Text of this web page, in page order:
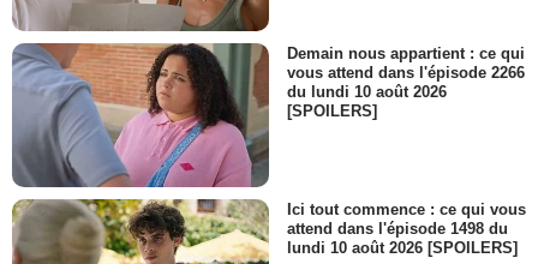
Demain nous appartient : ce qui
vous attend dans l'épisode 2266
du lundi 10 août 2026
[SPOILERS]
Ici tout commence : ce qui vous
attend dans l'épisode 1498 du
lundi 10 août 2026 [SPOILERS]